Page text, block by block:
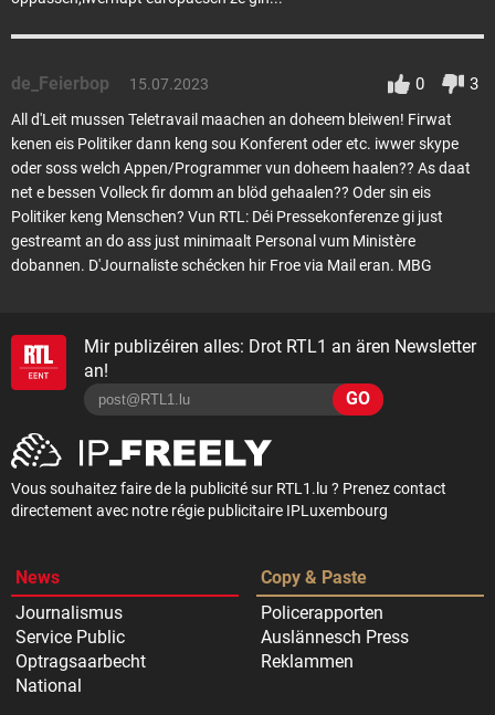
de_Feierbop 15.07.2023 0 3
All d'Leit mussen Teletravail maachen an doheem bleiwen! Firwat
kenen eis Politiker dann keng sou Konferent oder etc. iwwer skype
oder soss welch Appen/Programmer vun doheem haalen?? As daat
net e bessen Volleck fir domm an blöd gehaalen?? Oder sin eis
Politiker keng Menschen? Vun RTL: Déi Pressekonferenze gi just
gestreamt an do ass just minimaalt Personal vum Ministère
dobannen. D'Journaliste schécken hir Froe via Mail eran. MBG
Mir publizéiren alles: Drot RTL1 an ären Newsletter
an!
GO
Vous souhaitez faire de la publicité sur RTL1.lu ? Prenez contact
directement avec notre régie publicitaire IPLuxembourg
News
Journalismus
Service Public
Optragsaarbecht
National
Copy & Paste
Policerapporten
Auslännesch Press
Reklammen